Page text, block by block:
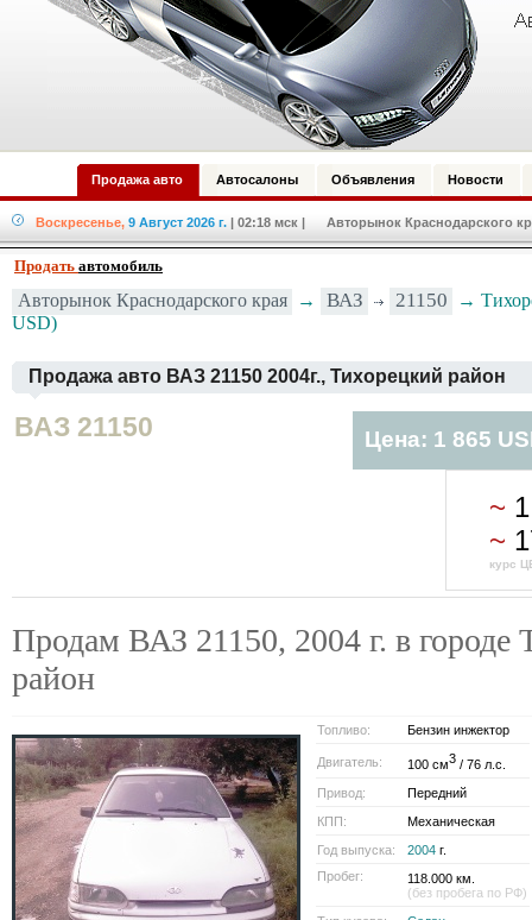
Продажа авто Автосалоны Объявления Новости
Воскресенье, 9 Август 2026 г. | 02:18 мск | Авторынок Краснодарского
Продать автомобиль
Авторынок Краснодарского края → ВАЗ 21150
→
USD)
Продажа авто ВАЗ 21150 2004г., Тихорецкий район
ВАЗ 21150 Цена: 1 865
~
~
курс
Продам ВАЗ 21150, 2004 г. в городе
район
Топливо: Бензин инжектор
Двигатель: 100 см3 / 76 л.с.
Привод:
Передний
КПП:
Механическая
Год выпуска:
2004 г.
Пробег:
118.000 км.
(без пробега по РФ)